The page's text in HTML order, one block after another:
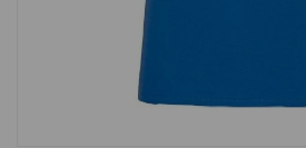
PŘIHLÁSIT PŘES FACEBOOK
PŘIHLÁSIT PŘES GOOGLE